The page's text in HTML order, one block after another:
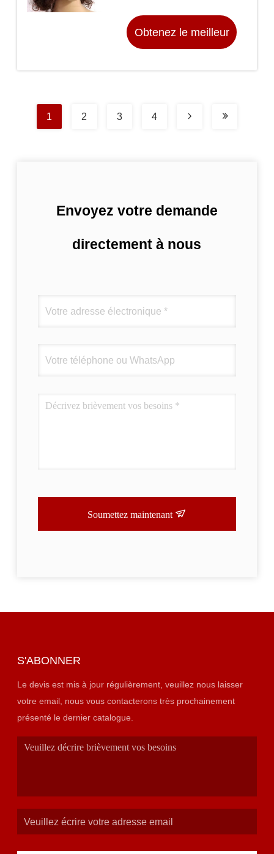
synthétique 6A
température de fibre
Obtenez le meilleur
1 2 3 4
Envoyez votre demande
directement à nous
Soumettez maintenant
S'ABONNER
Le devis est mis à jour régulièrement, veuillez nous laisser
votre email, nous vous contacterons très prochainement
présenté le dernier catalogue.